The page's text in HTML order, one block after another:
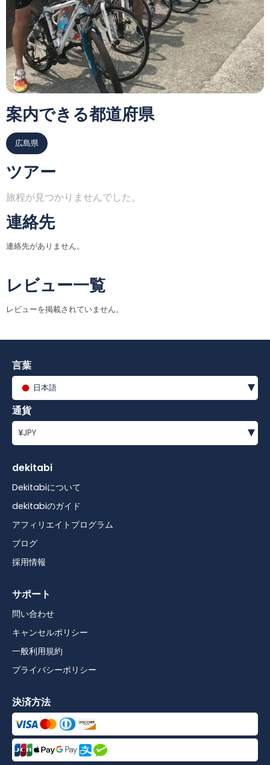
案内できる都道府県
広島県
ツアー
旅程が見つかりませんでした。
連絡先
連絡先がありません。
レビュー一覧
レビューを掲載されていません。
言葉
日本語 ▾
通貨
¥JPY ▾
dekitabi
Dekitabiについて
dekitabiのガイド
アフィリエイトプログラム
ブログ
採用情報
サポート
問い合わせ
キャンセルポリシー
一般利用規約
プライバシーポリシー
決済方法